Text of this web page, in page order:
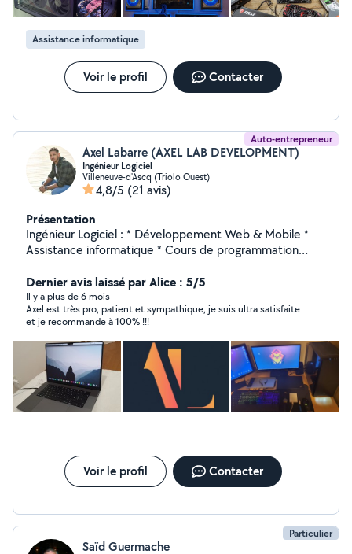
Assistance informatique
Voir le profil Contacter
Auto-entrepreneur
Axel Labarre (AXEL LAB DEVELOPMENT)
Ingénieur Logiciel
Villeneuve-d'Ascq (Triolo Ouest)
4,8/5 (21 avis)
Présentation
Ingénieur Logiciel : * Développement Web & Mobile *
Assistance informatique * Cours de programmation
travaux. Je me déplace en région Parisienne ou Lille.
Dernier avis laissé par Alice : 5/5
Il y a plus de 6 mois
Axel est très pro, patient et sympathique, je suis ultra satisfaite
et je recommande à 100% !!!
Voir le profil Contacter
Particulier
Saïd Guermache